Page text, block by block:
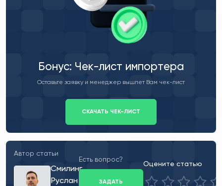
Бонус: Чек-лист импортера
Оставьте заявку и менеджер вышлет Вам чек-лист
СКАЧАТЬ ЧЕК-ЛИСТ
Автор статьи
Смилинг
Руслан
Есть вопрос?
ЗАДАТЬ
Оцените статью